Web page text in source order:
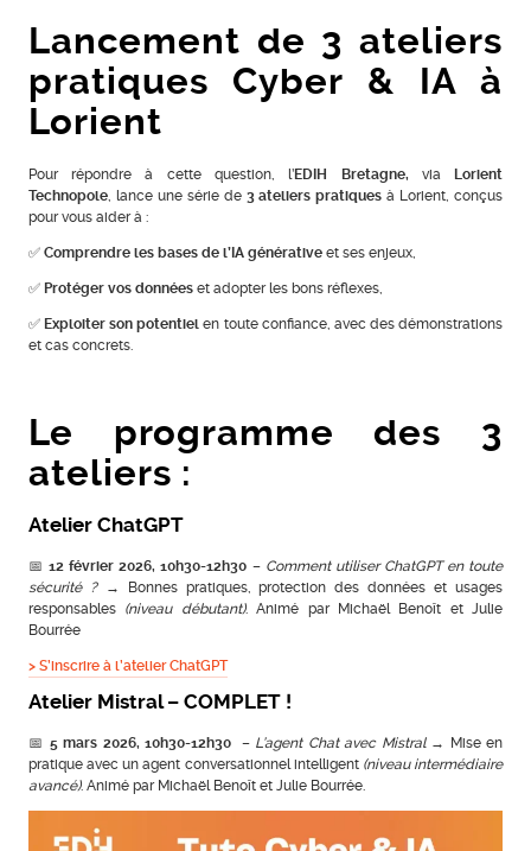
Lancement de 3 ateliers
pratiques Cyber & IA à
Lorient
Pour répondre à cette question, l’EDIH Bretagne, via
Lorient
Technopole, lance une série de 3 ateliers pratiques à Lorient, conçus
pour vous aider à :
✅ Comprendre les bases de l’IA générativeet ses enjeux,
✅ Protéger vos donnéeset adopter les bons réflexes,
✅ Exploiter son potentiel en toute confiance, avec des démonstrations
et cas concrets.
Le programme des 3
ateliers :
Atelier ChatGPT
📅12 février 2026, 10h30-12h30 – Comment utiliser ChatGPT en toute
sécurité ?→ Bonnes pratiques, protection des données et usages
responsables (niveau débutant). Animé par Michaël Benoît et Julie
Bourrée
> S’inscrire à l’atelier ChatGPT
Atelier Mistral – COMPLET !
📅 5 mars 2026, 10h30-12h30 – L’agent Chat avec Mistral→ Mise en
pratique avec un agent conversationnel intelligent (niveau intermédiaire
avancé). Animé par Michaël Benoît et Julie Bourrée.